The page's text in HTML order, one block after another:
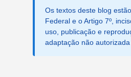
Os textos deste blog
Federal e o Artigo 7º,
uso, publicação e
adaptação não